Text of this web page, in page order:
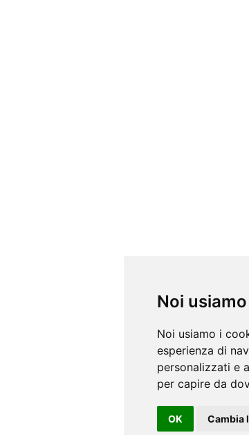
Noi
Noi usiamo i
esperienza di
personalizzati e
per capire da
OK Cambia